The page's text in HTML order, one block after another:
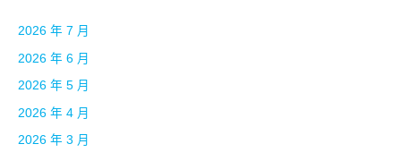
2026 年 7 月
2026 年 6 月
2026 年 5 月
2026 年 4 月
2026 年 3 月